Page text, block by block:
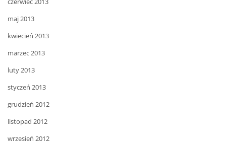
maj 2013
kwiecień 2013
marzec 2013
luty 2013
styczeń 2013
grudzień 2012
listopad 2012
wrzesień 2012